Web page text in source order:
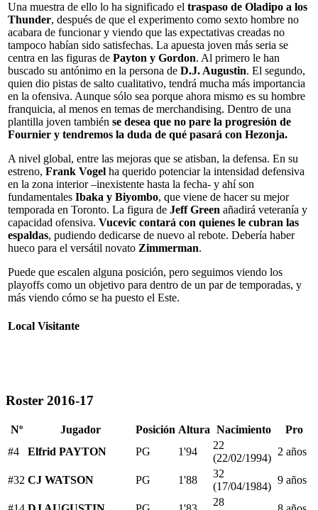
Una muestra de ello lo ha significado el traspaso de Oladipo a los
Thunder, después de que el experimento como sexto hombre no
acabara de funcionar y viendo que las expectativas creadas no
tampoco habían sido satisfechas. La apuesta joven más seria se
centra en las figuras de Payton y Gordon. Al primero le han
buscado su antónimo en la persona de D.J. Augustin. El segundo,
quien dio pistas de salto cualitativo, tendrá mucha más importancia
en la ofensiva. Aunque sólo sea porque ahora mismo es su hombre
franquicia, al menos en temas de merchandising. Dentro de una
plantilla joven también se desea que no pare la progresión de
Fournier y tendremos la duda de qué pasará con Hezonja.
A nivel global, entre las mejoras que se atisban, la defensa. En su
estreno, Frank Vogel ha querido potenciar la intensidad defensiva
en la zona interior –inexistente hasta la fecha- y ahí son
fundamentales Ibaka y Biyombo, que viene de hacer su mejor
temporada en Toronto. La figura de Jeff Green añadirá veteranía y
capacidad ofensiva. Vucevic contará con quienes le cubran las
espaldas, pudiendo dedicarse de nuevo al rebote. Debería haber
hueco para el versátil novato Zimmerman.
Puede que escalen alguna posición, pero seguimos viendo los
playoffs como un objetivo para dentro de un par de temporadas, y
más viendo cómo se ha puesto el Este.
Local Visitante
Roster 2016-17
Nº Jugador Posición Altura Nacimiento
Pro
#4
Elfrid PAYTON PG 1'94
22
(22/02/1994)
2 años
#32 CJ WATSON PG 1'88
32
(17/04/1984)
9 años
28